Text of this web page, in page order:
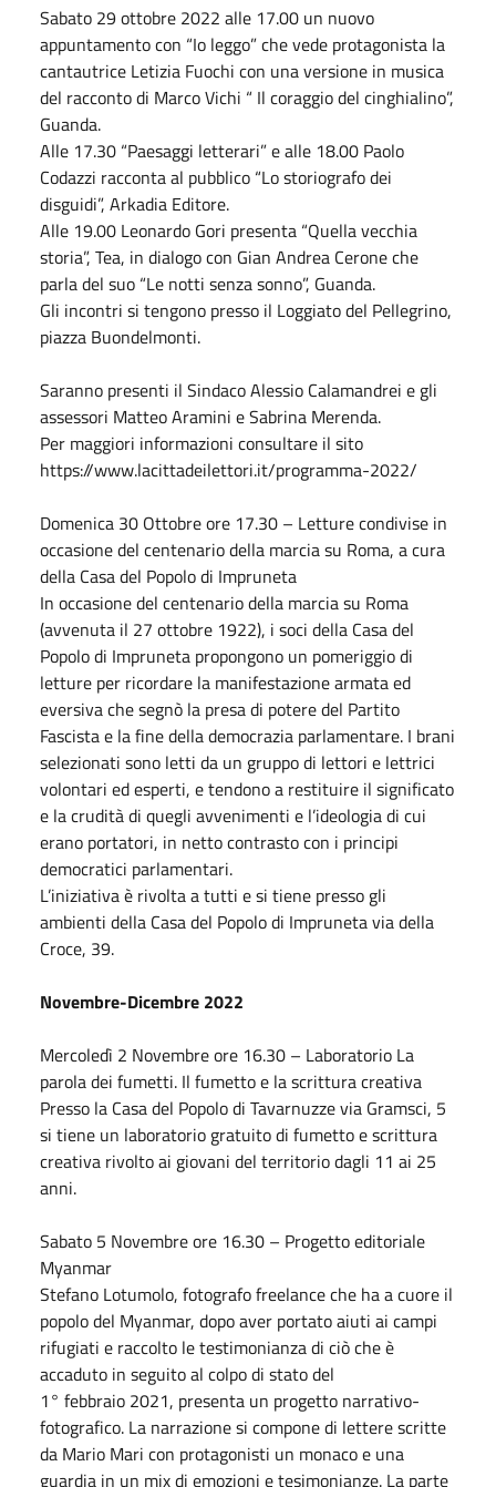
Sabato 29 ottobre 2022 alle 17.00 un nuovo
appuntamento con “Io leggo” che vede protagonista la
cantautrice Letizia Fuochi con una versione in musica
del racconto di Marco Vichi “ Il coraggio del cinghialino”,
Guanda.
Alle 17.30 “Paesaggi letterari” e alle 18.00 Paolo
Codazzi racconta al pubblico “Lo storiografo dei
disguidi”, Arkadia Editore.
Alle 19.00 Leonardo Gori presenta “Quella vecchia
storia”, Tea, in dialogo con Gian Andrea Cerone che
parla del suo “Le notti senza sonno”, Guanda.
Gli incontri si tengono presso il Loggiato del Pellegrino,
piazza Buondelmonti.
Saranno presenti il Sindaco Alessio Calamandrei e gli
assessori Matteo Aramini e Sabrina Merenda.
Per maggiori informazioni consultare il sito
https://www.lacittadeilettori.it/programma-2022/
Domenica 30 Ottobreore 17.30 – Letture condivise in
occasione del centenario della marcia su Roma, a cura
della Casa del Popolo di Impruneta
In occasione del centenario della marcia su Roma
(avvenuta il 27 ottobre 1922), i soci della Casa del
Popolo di Impruneta propongono un pomeriggio di
letture per ricordare la manifestazione armata ed
eversiva che segnò la presa di potere del Partito
Fascista e la fine della democrazia parlamentare. I brani
selezionati sono letti da un gruppo di lettori e lettrici
volontari ed esperti, e tendono a restituire il significato
e la crudità di quegli avvenimenti e l’ideologia di cui
erano portatori, in netto contrasto con i principi
democratici parlamentari.
L’iniziativa è rivolta a tutti e si tiene presso gli
ambienti della Casa del Popolo di Impruneta via della
Croce, 39.
Novembre-Dicembre 2022
Mercoledì 2 Novembreore 16.30 – Laboratorio La
parola dei fumetti. Il fumetto e la scrittura creativa
Presso la Casa del Popolo di Tavarnuzze via Gramsci, 5
si tiene un laboratorio gratuito di fumetto e scrittura
creativa rivolto ai giovani del territorio dagli 11 ai 25
anni.
Sabato 5 Novembreore 16.30 – Progetto editoriale
Myanmar
Stefano Lotumolo, fotografo freelance che ha a cuore il
popolo del Myanmar, dopo aver portato aiuti ai campi
rifugiati e raccolto le testimonianza di ciò che è
accaduto in seguito al colpo di stato del
1° febbraio 2021, presenta un progetto narrativo-
fotografico. La narrazione si compone di lettere scritte
da Mario Mari con protagonisti un monaco e una
guardia in un mix di emozioni e tesimonianze. La parte